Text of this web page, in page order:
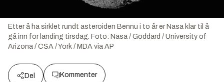
Etter å ha sirklet rundt asteroiden Bennu i to år er Nasa klar til å
gå inn for landing tirsdag. Foto: Nasa / Goddard / University of
Arizona / CSA / York / MDA via AP
Del Kommenter